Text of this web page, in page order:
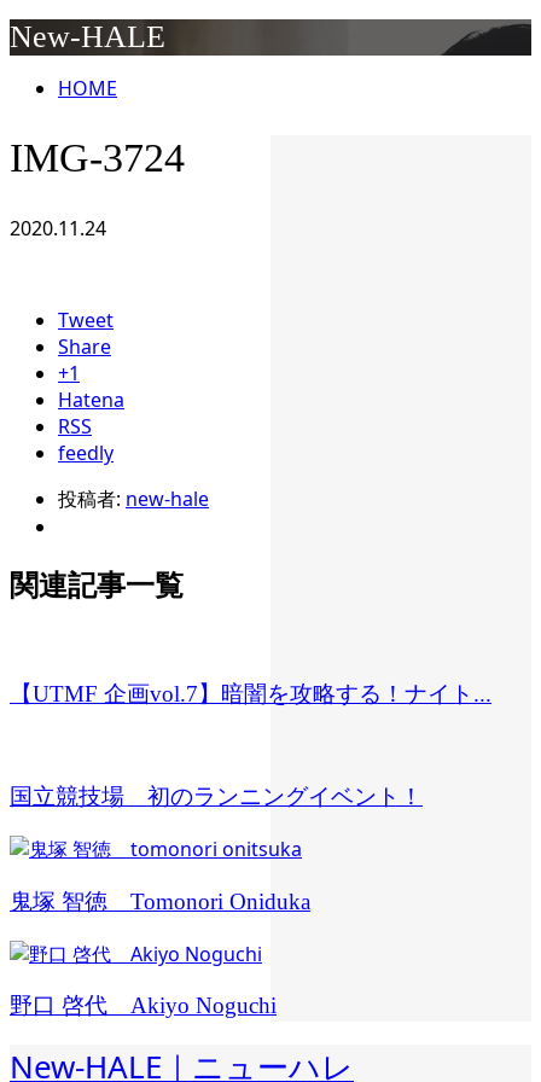
New-HALE
HOME
IMG-3724
2020.11.24
Tweet
Share
+1
Hatena
RSS
feedly
投稿者: new-hale
関連記事一覧
【UTMF 企画vol.7】暗闇を攻略する！ナイト...
国立競技場 初のランニングイベント！
鬼塚 智徳 Tomonori Oniduka
野口 啓代 Akiyo Noguchi
New-HALE｜ニューハレ